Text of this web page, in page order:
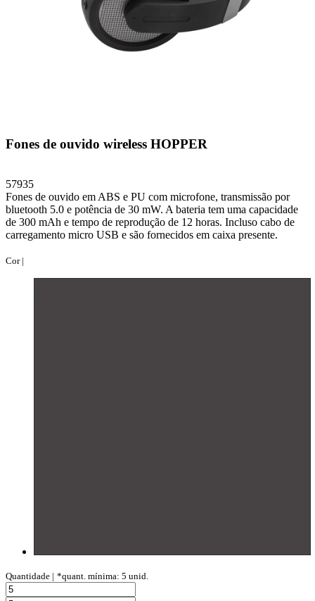
Fones de ouvido wireless HOPPER
57935
Fones de ouvido em ABS e PU com microfone, transmissão por
bluetooth 5.0 e potência de 30 mW. A bateria tem uma capacidade
de 300 mAh e tempo de reprodução de 12 horas. Incluso cabo de
carregamento micro USB e são fornecidos em caixa presente.
Cor |
Quantidade | *quant. mínima: 5 unid.